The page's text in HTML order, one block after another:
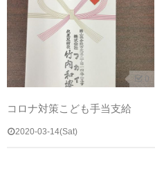
0
コロナ対策こども手当支給
2020-03-14(Sat)